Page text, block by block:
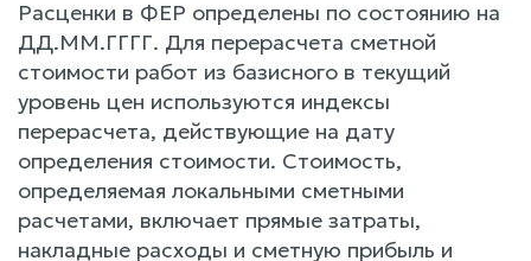
Расценки в ФЕР определены по состоянию на
ДД.ММ.ГГГГ. Для перерасчета сметной
стоимости работ из базисного в текущий
уровень цен используются индексы
перерасчета, действующие на дату
определения стоимости. Стоимость,
определяемая локальными сметными
расчетами, включает прямые затраты,
накладные расходы и сметную прибыль и